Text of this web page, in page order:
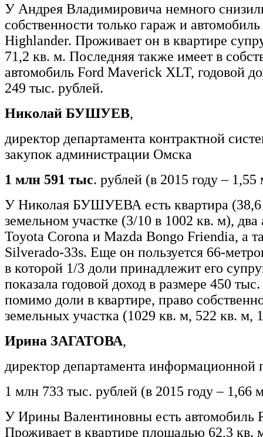
У Андрея Владимировича немного
собственности только гараж и
Highlander. Проживает он в квартире
71,2 кв. м. Последняя также имеет в
автомобиль Ford Maverick XLT, годовой
249 тыс. рублей.
Николай БУШУЕВ,
директор департамента контрактной
закупок администрации Омска
1 млн 591 тыс. рублей (в 2015 году –
У Николая БУШУЕВА есть квартира (38,6
земельном участке (3/10 в 1002 кв. м), два
Toyota Corona и Mazda Bongo Friendia, а
Silverado-33s. Еще он пользуется 66-
в которой 1/3 доли принадлежит его
показала годовой доход в размере 450
помимо доли в квартире, право
земельных участка (1029 кв. м, 522 кв. м,
Ирина ЗАГАТОВА,
директор департамента информационной
1 млн 733 тыс. рублей (в 2015 году – 1,66
У Ирины Валентиновны есть автомобиль
Проживает в квартире площадью 62,3 кв.